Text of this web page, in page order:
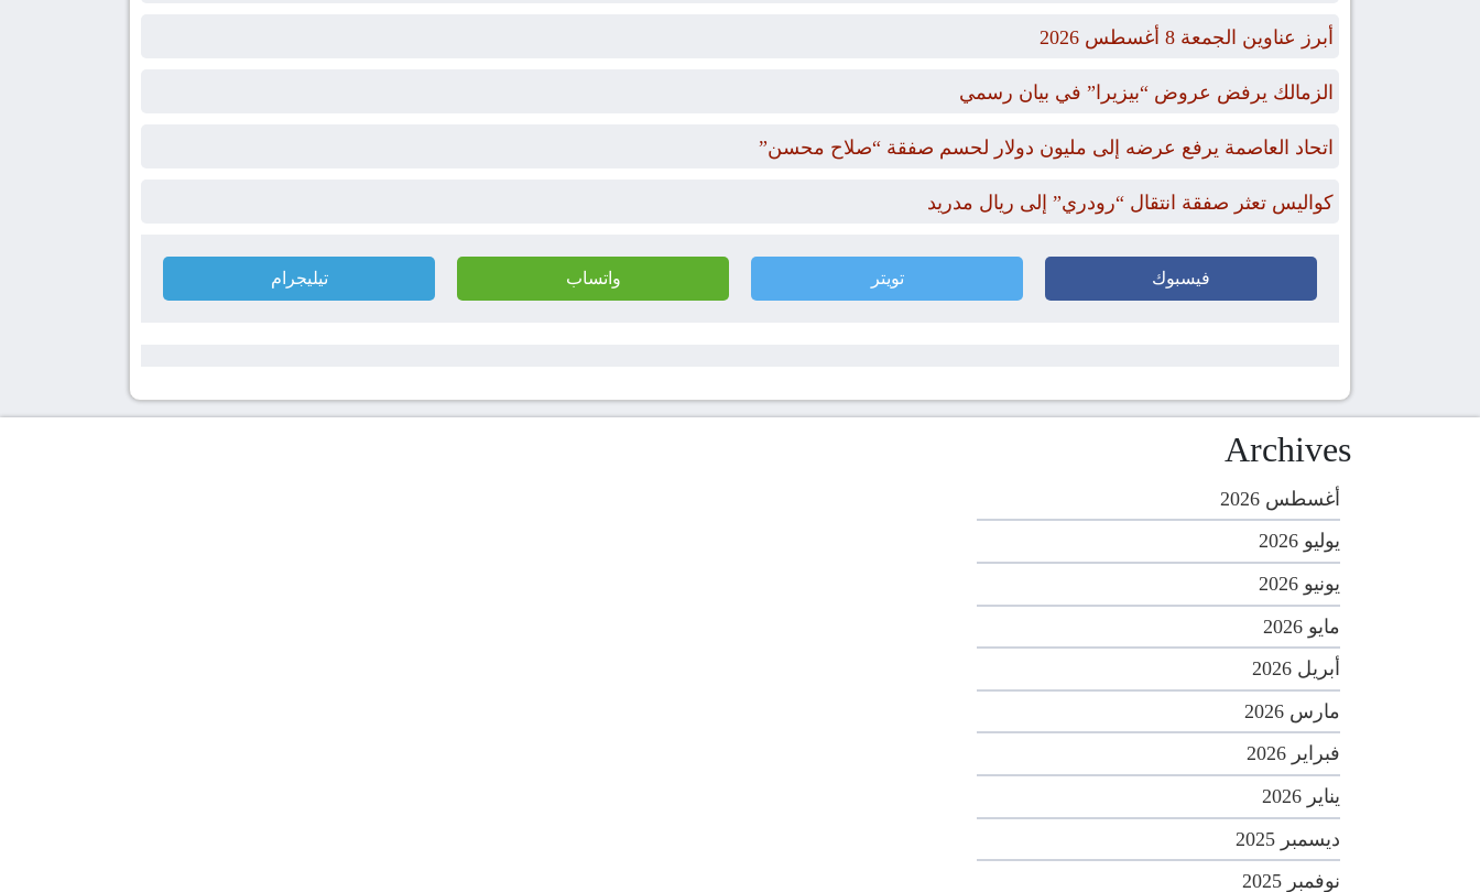
أبرز عناوين الجمعة 8 أغسطس 2026
الزمالك يرفض عروض “بيزيرا” في بيان رسمي
اتحاد العاصمة يرفع عرضه إلى مليون دولار لحسم صفقة “صلاح محسن”
كواليس تعثر صفقة انتقال “رودري” إلى ريال مدريد
فيسبوك تويتر واتساب تيليجرام
Archives
أغسطس 2026
يوليو 2026
يونيو 2026
مايو 2026
أبريل 2026
مارس 2026
فبراير 2026
يناير 2026
ديسمبر 2025
نوفمبر 2025